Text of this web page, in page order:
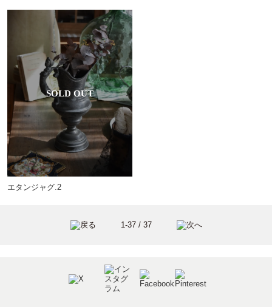
エタンジャグ.2
1-37 / 37